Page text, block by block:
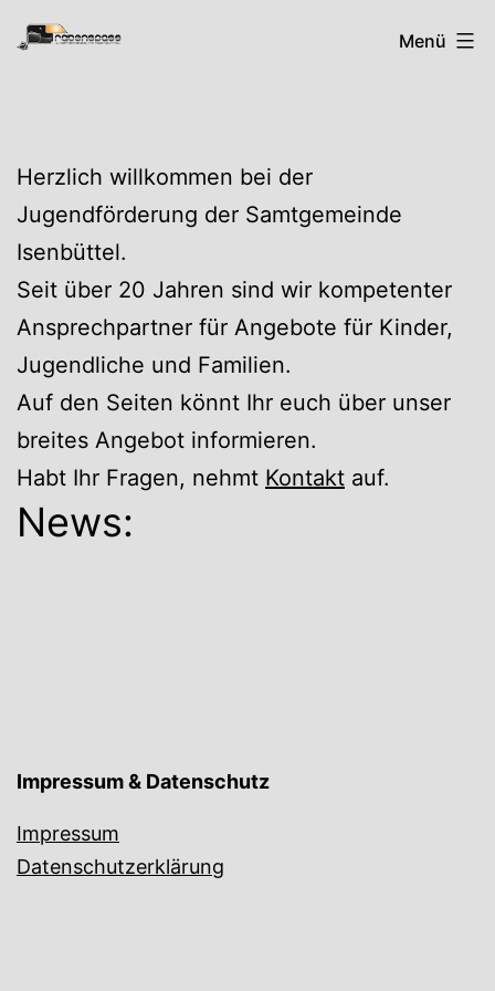
Zum
Inhalt
RabenspassMenü
Herzlich willkommen bei der
Jugendförderung der Samtgemeinde
Isenbüttel.
Seit über 20 Jahren sind wir kompetenter
Ansprechpartner für Angebote für Kinder,
Jugendliche und Familien.
Auf den Seiten könnt Ihr euch über unser
breites Angebot informieren.
Habt Ihr Fragen, nehmt Kontakt auf.
News:
Impressum & Datenschutz
Impressum
Datenschutzerklärung